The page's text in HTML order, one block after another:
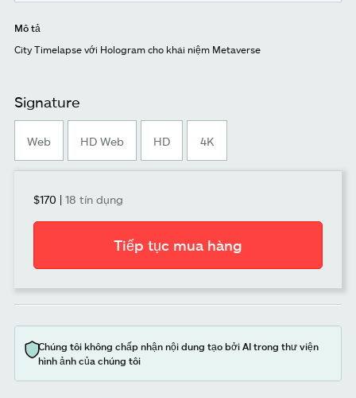
Mô tả
City Timelapse với Hologram cho khái niệm Metaverse
Signature
Web HD Web HD 4K
$170 | 18 tín dụng
Tiếp tục mua hàng
Chúng tôi không chấp nhận nội dung tạo bởi AI trong thư viện
hình ảnh của chúng tôi